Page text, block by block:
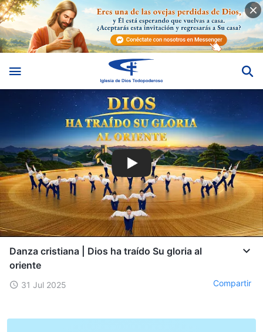
Danza cristiana | Dios ha traído Su gloria al
oriente
31 Jul 2025 Compartir